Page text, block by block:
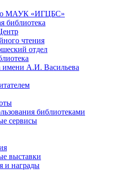
МАУК «ИГЦБС»
библиотека
чтения
отдел
имени А.И. Васильева
библиотеками
сервисы
выставки
и награды